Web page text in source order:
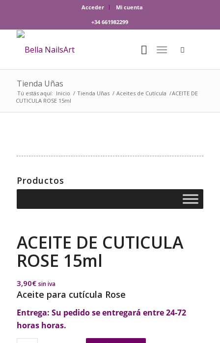
Acceder
Mi cuenta
+34 661982299
Tienda Uñas
Tú estás aquí: Inicio / Tienda Uñas / Aceites de Cutícula /ACEITE DE
CUTICULA ROSE 15ml
Productos
ACEITE DE CUTICULA
ROSE 15ml
3,90€ sin iva
Aceite para cutícula Rose
Entrega: Su pedido se entregará entre 24-72
horas horas.